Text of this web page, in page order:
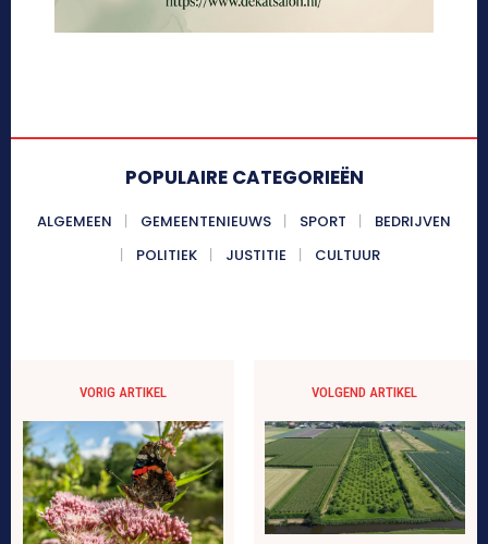
POPULAIRE CATEGORIEËN
ALGEMEEN GEMEENTENIEUWS SPORT
BEDRIJVEN
POLITIEK
JUSTITIE CULTUUR
VORIG ARTIKEL VOLGEND ARTIKEL